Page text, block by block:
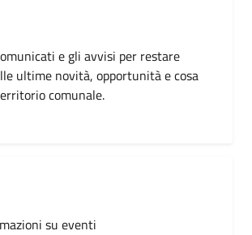
e gli avvisi per restare
ultime novità, opportunità e cosa
comunale.
su eventi